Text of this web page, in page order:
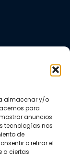
almacenar y/o
para
anuncios
tecnologías nos
de
o retirar el
a ciertas